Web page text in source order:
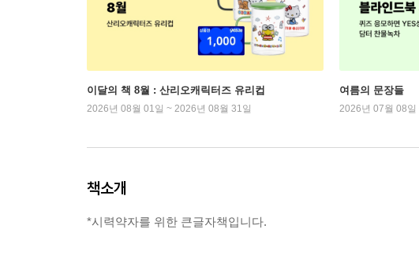
이달의 책 8월 : 산리오캐릭터즈 유리컵
2026년 08월 01일 ~ 2026년 08월 31일
여름의 문장들
2026년 07월 08일
책소개
*시력약자를 위한 큰글자책입니다.